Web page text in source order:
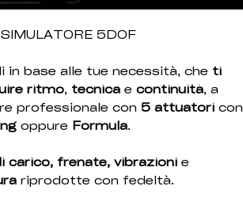
5DOF
in base alle tue necessità, che ti
ritmo, tecnica e continuità, a
professionale con 5 attuatori con
oppure Formula.
carico, frenate, vibrazioni e
riprodotte con fedeltà.